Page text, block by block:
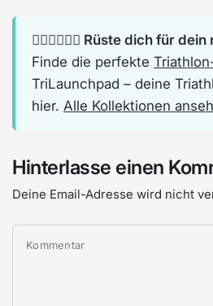
🏊‍♂️🚴‍♂️🏃‍♂️ Rüste dich für
Finde die perfekte
TriLaunchpad – deine
hier. Alle Kollektionen
Hinterlasse einen
Deine Email-Adresse wird nicht
Kommentar